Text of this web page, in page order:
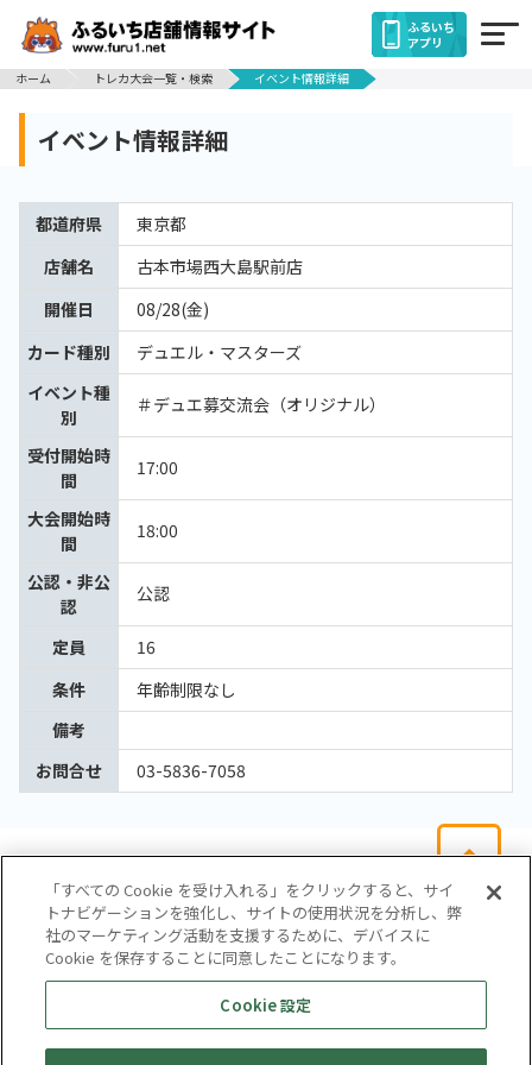
ふるいち
アプリ
ホーム
トレカ大会一覧・検索 イベント情報詳細
イベント情報詳細
都道府県
東京都
店舗名
古本市場西大島駅前店
開催日
08/28(金)
カード種別
デュエル・マスターズ
イベント種
別
＃デュエ募交流会（オリジナル）
受付開始時
間
17:00
大会開始時
間
18:00
公認・非公
認
公認
定員
16
条件
年齢制限なし
備考
お問合せ
03-5836-7058
会社概要
サイトマップ
お問い合わせ
個人情報保護方針
株式会社テイツー
「すべての Cookie を受け入れる」をクリックすると、サイ
トナビゲーションを強化し、サイトの使用状況を分析し、弊
社のマーケティング活動を支援するために、デバイスに
Cookie を保存することに同意したことになります。
Cookie 設定